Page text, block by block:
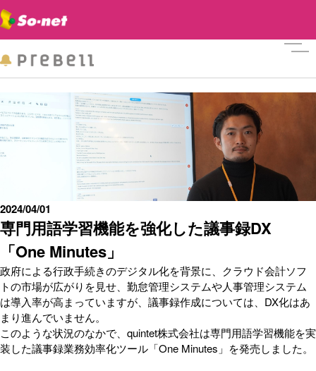
専門用語学習機能を強化した議事録DX
「One Minutes」
2024/04/01
政府による行政手続きのデジタル化を背景に、クラウド会計ソフ
トの市場が広がりを見せ、勤怠管理システムや人事管理システム
は導入率が高まっていますが、議事録作成については、DX化はあ
まり進んでいません。
このような状況のなかで、quintet株式会社は専門用語学習機能を実
装した議事録業務効率化ツール「One Minutes」を発売しました。